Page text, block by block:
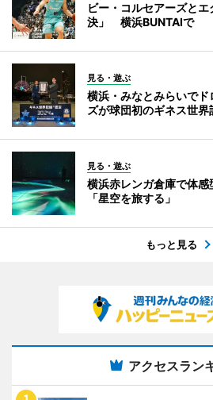
ビー・コルセアーズと
決」 横浜BUNTAIで
見る・遊ぶ
横浜・みなとみらいで
ズが球団初のギネス世界
見る・遊ぶ
横浜赤レンガ倉庫で体
「星空を旅する」
もっと見る
アクセスラン